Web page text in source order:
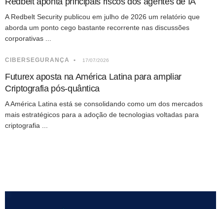
A Redbelt Security publicou em julho de 2026 um relatório que
aborda um ponto cego bastante recorrente nas discussões
corporativas ...
CIBERSEGURANÇA 17/07/2026
Futurex aposta na América Latina para ampliar
Criptografia pós-quântica
A América Latina está se consolidando como um dos mercados
mais estratégicos para a adoção de tecnologias voltadas para
criptografia ...